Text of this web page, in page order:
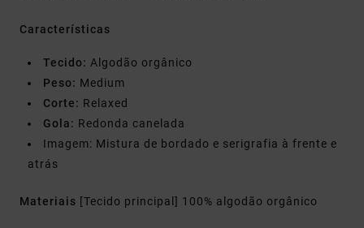
Características
Tecido: Algodão orgânico
Peso: Medium
Corte: Relaxed
Gola: Redonda canelada
Imagem: Mistura de bordado e serigrafia à frente e
atrás
Materiais [Tecido principal] 100% algodão orgânico